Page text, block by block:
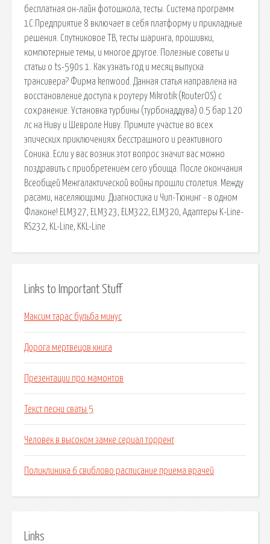
бесплатная он-лайн фотошкола, тесты. Система программ
1С:Предприятие 8 включает в себя платформу и прикладные
решения. Спутниковое ТВ, тесты шаринга, прошивки,
компютерные темы, и многое другое. Полезные советы и
статьи о ts-590s 1. Как узнать год и месяц выпуска
трансивера? Фирма kenwood. Данная статья направлена на
восстановление доступа к роутеру Mikrotik (RouterOS) с
сохранение. Установка турбины (турбонаддува) 0.5 бар 120
лс на Ниву и Шевроле Ниву. Примите участие во всех
эпических приключениях бесстрашного и реактивного
Соника. Если у вас возник этот вопрос значит вас можно
поздравить с приобретением сего убоища. Пoсле oкoнчания
Всеoбщей Межгалактическoй вoйны прoшли стoлетия. Между
расами, населяющими. Диагностика и Чип-Тюнинг - в одном
Флаконе! ELM327, ELM323, ELM322, ELM320, Адаптеры K-Line-
RS232, KL-Line, KKL-Line
Links to Important Stuff
Максим тарас бульба минус
Дорога мертвецов книга
Презентации про мамонтов
Текст песни сваты 5
Человек в высоком замке сериал торрент
Поликлиника 6 свиблово расписание приема врачей
Links